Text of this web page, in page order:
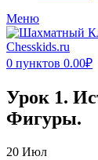
Меню
0 пунктов 0.00₽
Урок 1.
Фигуры.
20 Июл